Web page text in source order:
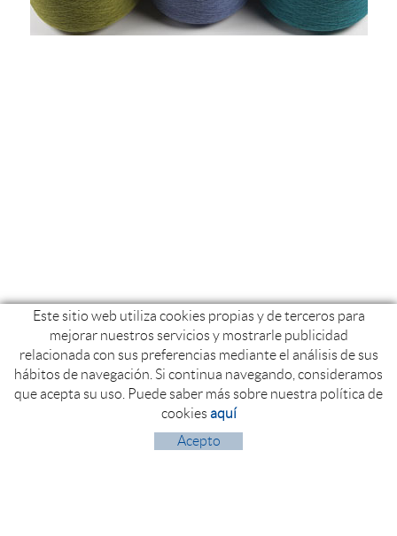
Este sitio web utiliza cookies propias y de terceros para
mejorar nuestros servicios y mostrarle publicidad
relacionada con sus preferencias mediante el análisis de sus
hábitos de navegación. Si continua navegando, consideramos
que acepta su uso. Puede saber más sobre nuestra política de
cookies aquí
Acepto